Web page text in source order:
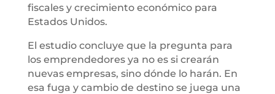
fiscales y crecimiento económico para
Estados Unidos.
El estudio concluye que la pregunta para
los emprendedores ya no es si crearán
nuevas empresas, sino dónde lo harán. En
esa fuga y cambio de destino se juega una